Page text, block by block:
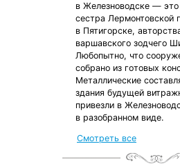
в Железноводске — это
сестра Лермонтовской
в Пятигорске,
варшавского зодчего
Любопытно, что
собрано из готовых
Металлические
здания будущей
привезли в
в разобранном виде.
Смотреть все